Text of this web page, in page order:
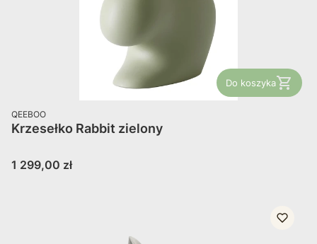
Do koszyka
PRODUCENT
QEEBOO
Krzesełko Rabbit zielony
Cena
1 299,00 zł